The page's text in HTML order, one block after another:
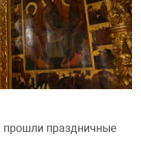
прошли праздничные